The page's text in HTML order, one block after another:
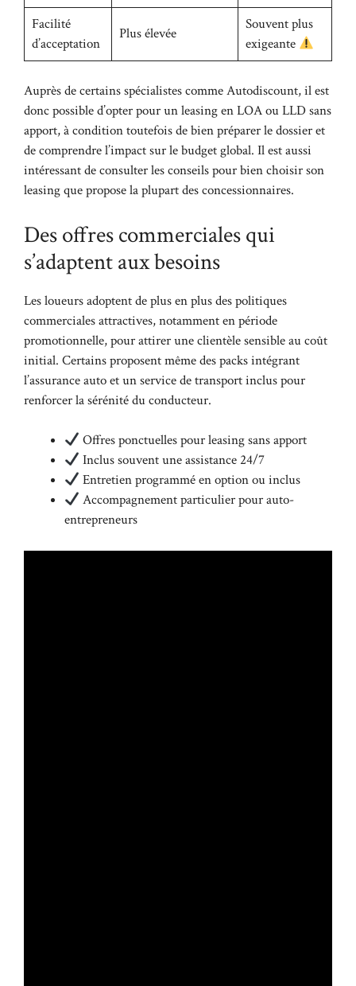
Facilité
d’acceptation
Plus élevée
Souvent plus
exigeante
Auprès de certains spécialistes comme Autodiscount, il est
donc possible d’opter pour un leasing en LOA ou LLD sans
apport, à condition toutefois de bien préparer le dossier et
de comprendre l’impact sur le budget global. Il est aussi
intéressant de consulter lesconseils pour bien choisir son
leasingque propose la plupart des concessionnaires.
Des offres commerciales qui
s’adaptent aux besoins
Les loueurs adoptent de plus en plus des politiques
commerciales attractives, notamment en période
promotionnelle, pour attirer une clientèle sensible au coût
initial. Certains proposent même des packs intégrant
l’assurance auto et un service de transport inclus pour
renforcer la sérénité du conducteur.
Offres ponctuelles pour leasing sans apport
Inclus souvent une assistance 24/7
Entretien programmé en option ou inclus
Accompagnement particulier pour auto-
entrepreneurs